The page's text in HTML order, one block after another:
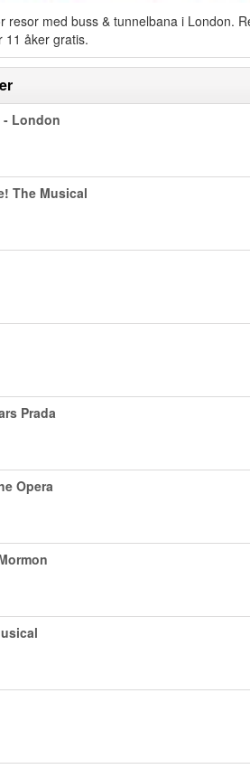
resor med buss & tunnelbana i London.
11 åker gratis.
London
The Musical
Prada
Opera